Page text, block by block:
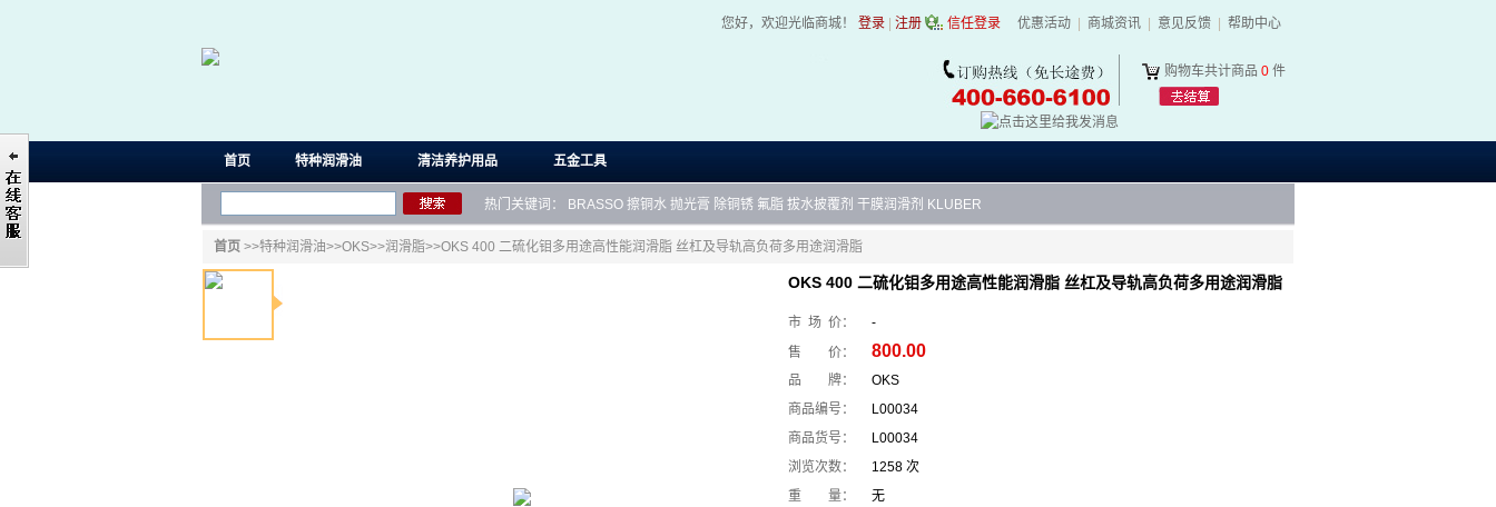
您好，欢迎光临商城！ 登录 注册 信任登录 优惠活动 商城资讯 意见反馈 帮助中心
购物车共计商品 0 件
首页 特种润滑油 清洁养护用品 五金工具
热门关键词： BRASSO 擦铜水 抛光膏 除铜锈 氟脂 拔水披覆剂 干膜润滑剂 KLUBER
首页 >>特种润滑油>>OKS>>润滑脂>>OKS 400 二硫化钼多用途高性能润滑脂 丝杠及导轨高负荷多用途润滑脂
OKS 400 二硫化钼多用途高性能润滑脂 丝杠及导轨高负荷多用途润滑脂
市 场 价：
-
售 价：
800.00
品 牌：
OKS
商品编号：
L00034
商品货号：
L00034
浏览次数：
1258 次
重 量：
无